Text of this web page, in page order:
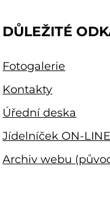
DŮLEŽITÉ
Fotogalerie
Kontakty
Úřední deska
Jídelníček ON-LINE
Archiv webu